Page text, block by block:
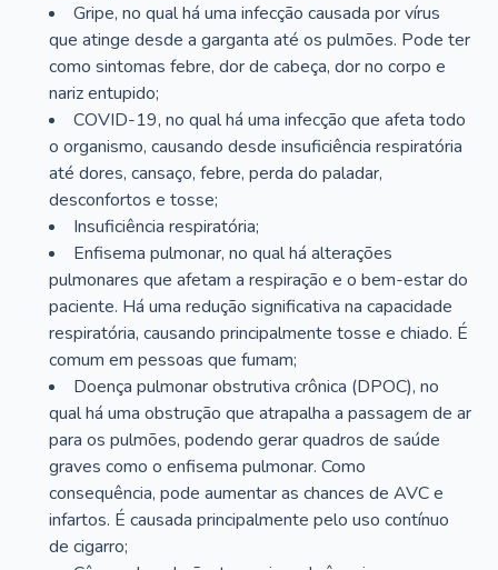
Gripe, no qual há uma infecção causada por vírus
que atinge desde a garganta até os pulmões. Pode ter
como sintomas febre, dor de cabeça, dor no corpo e
nariz entupido;
COVID-19, no qual há uma infecção que afeta todo
o organismo, causando desde insuficiência respiratória
até dores, cansaço, febre, perda do paladar,
desconfortos e tosse;
Insuficiência respiratória;
Enfisema pulmonar, no qual há alterações
pulmonares que afetam a respiração e o bem-estar do
paciente. Há uma redução significativa na capacidade
respiratória, causando principalmente tosse e chiado. É
comum em pessoas que fumam;
Doença pulmonar obstrutiva crônica (DPOC), no
qual há uma obstrução que atrapalha a passagem de ar
para os pulmões, podendo gerar quadros de saúde
graves como o enfisema pulmonar. Como
consequência, pode aumentar as chances de AVC e
infartos. É causada principalmente pelo uso contínuo
de cigarro;